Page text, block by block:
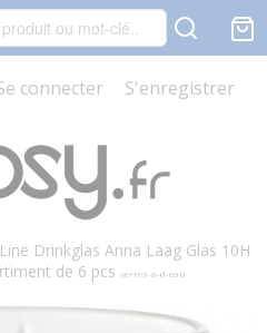
connecter S'enregistrer
Line Drinkglas Anna Laag Glas 10H
de 6 pcs verres-a-d-eau